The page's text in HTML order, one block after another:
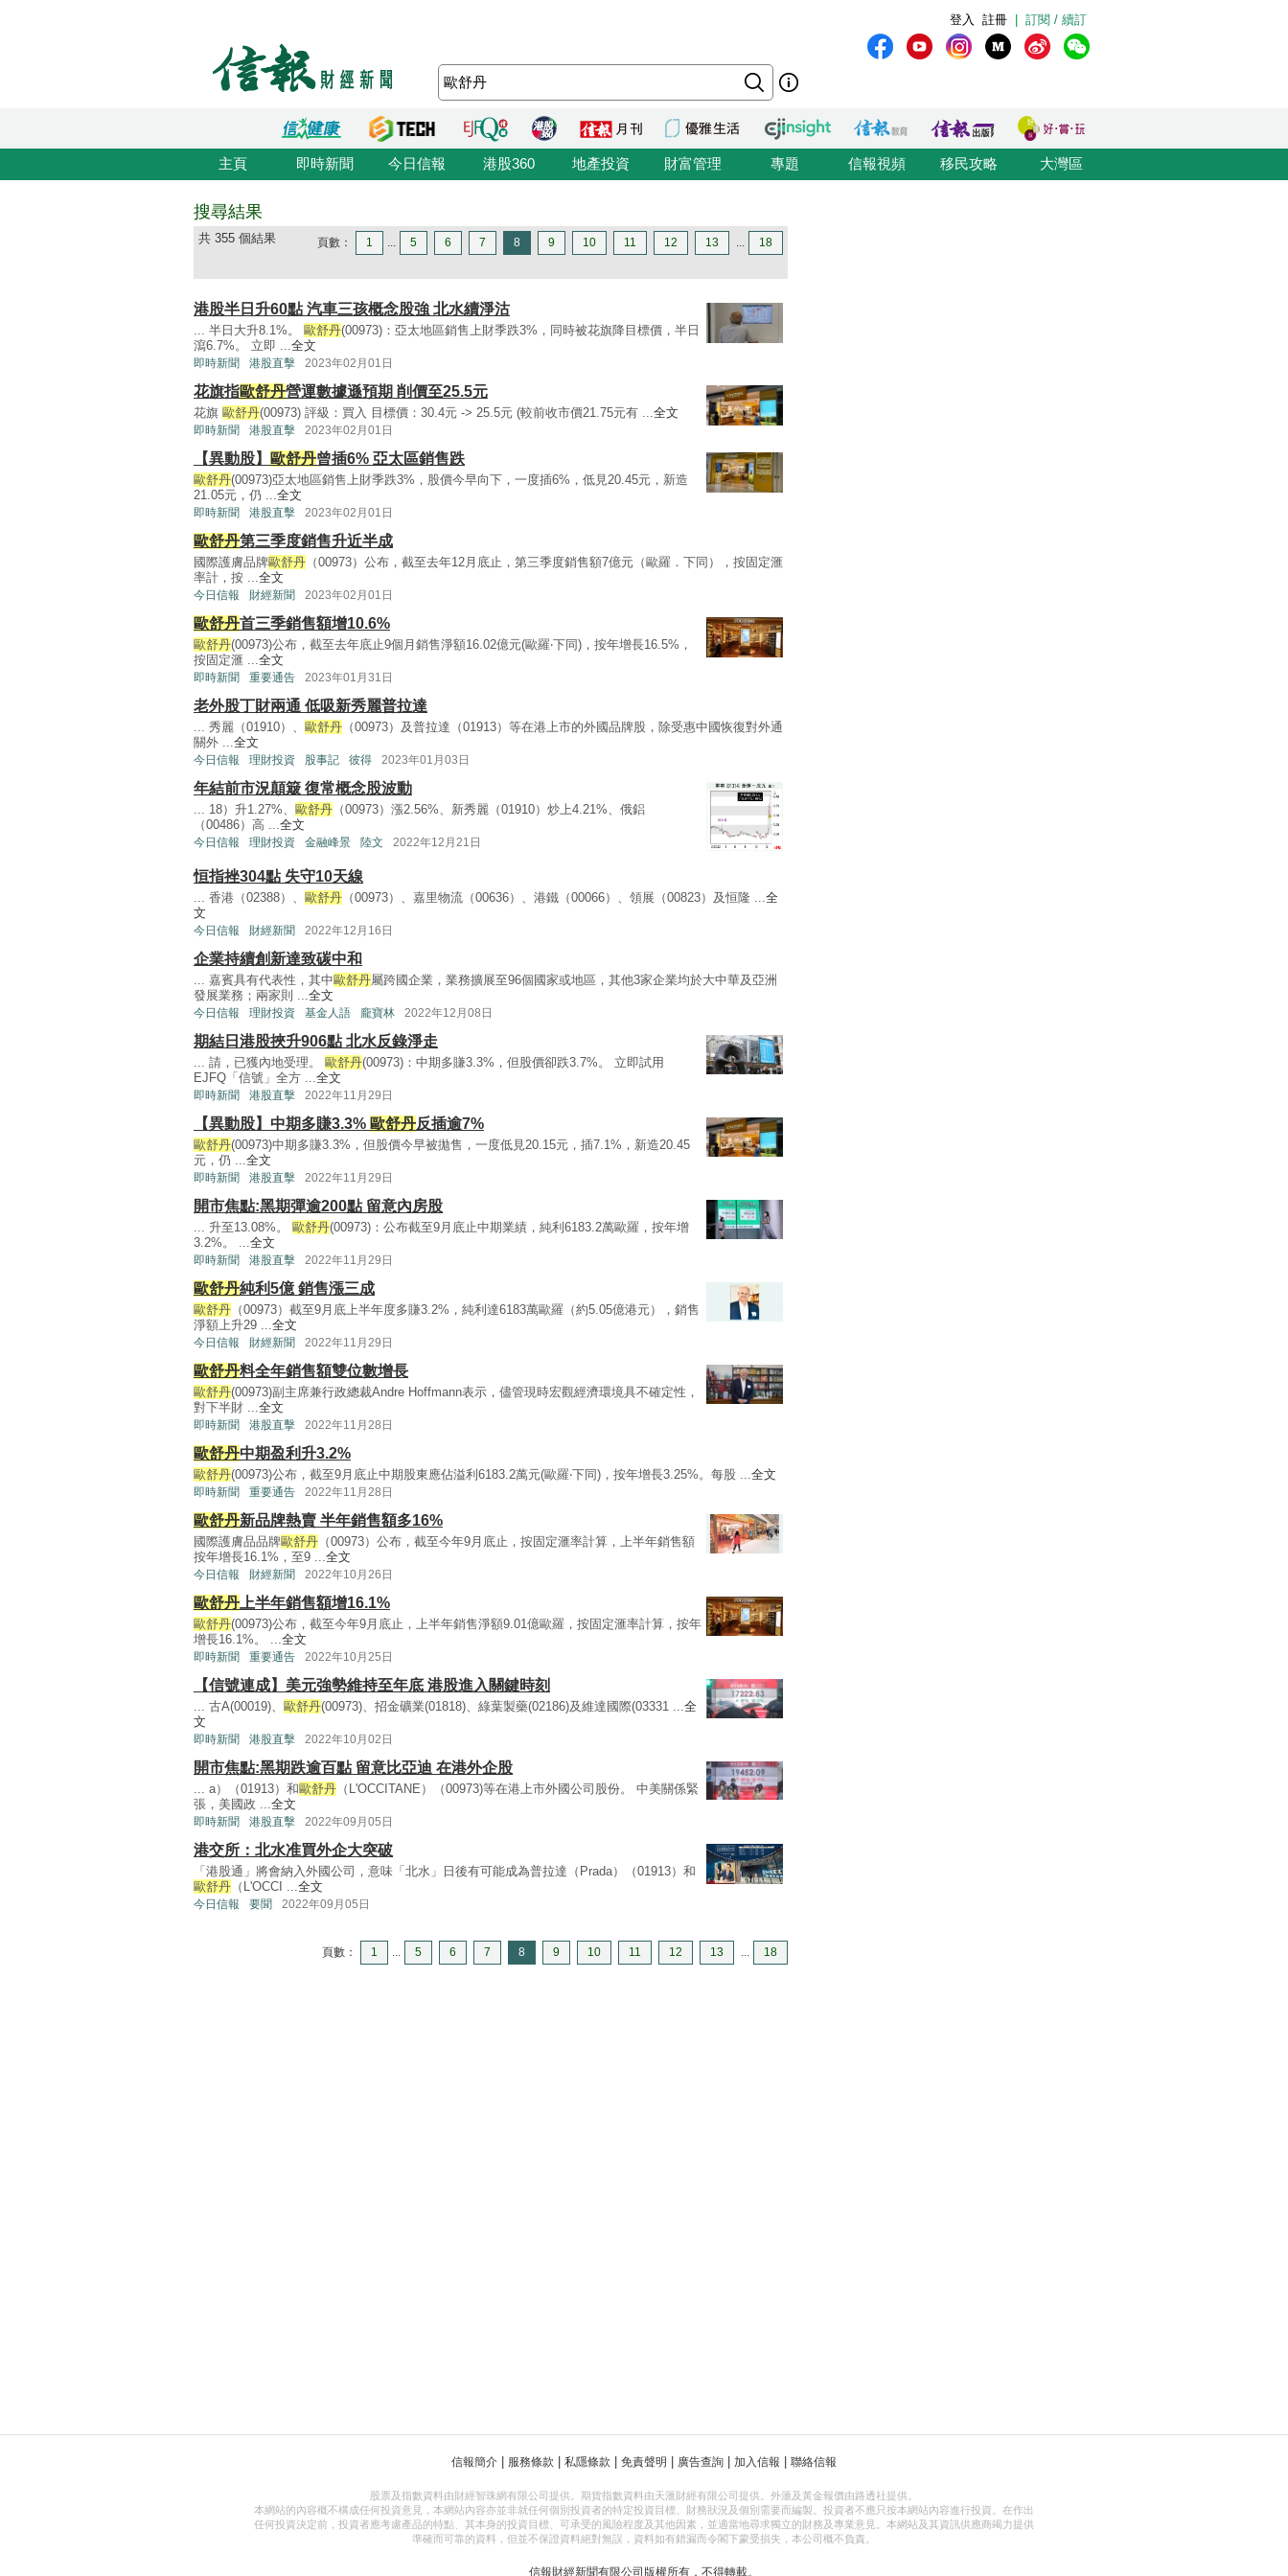
訂閱 / 續訂
註冊
登入
主頁 即時新聞 今日信報 港股360 地產投資 財富管理 專題 信報視頻 移民攻略 大灣區
搜尋結果
共 355 個結果 頁數： 1 ... 5 6 7 8 9 10 11 12 13 ... 18
港股半日升60點 汽車三孩概念股強 北水續淨沽
... 半日大升8.1%。 歐舒丹(00973)：亞太地區銷售上財季跌3%，同時被花旗降目標價，半日
瀉6.7%。 立即 ...全文
即時新聞 港股直擊 2023年02月01日
花旗指歐舒丹營運數據遜預期 削價至25.5元
花旗 歐舒丹(00973) 評級：買入 目標價：30.4元 -> 25.5元 (較前收市價21.75元有 ...全文
即時新聞 港股直擊 2023年02月01日
【異動股】 歐舒丹曾插6% 亞太區銷售跌
歐舒丹(00973)亞太地區銷售上財季跌3%，股價今早向下，一度插6%，低見20.45元，新造
21.05元，仍 ...全文
即時新聞 港股直擊 2023年02月01日
歐舒丹第三季度銷售升近半成
國際護膚品牌歐舒丹 （00973）公布，截至去年12月底止，第三季度銷售額7億元（歐羅．下同），按固定滙
率計，按 ...全文
今日信報 財經新聞 2023年02月01日
歐舒丹首三季銷售額增10.6%
歐舒丹(00973)公布，截至去年底止9個月銷售淨額16.02億元(歐羅‧下同)，按年增長16.5%，
按固定滙 ...全文
即時新聞 重要通告 2023年01月31日
老外股丁財兩通 低吸新秀麗普拉達
... 秀麗（01910）、 歐舒丹 （00973）及普拉達（01913）等在港上市的外國品牌股，除受惠中國恢復對外通
關外 ...全文
今日信報 理財投資 股事記 彼得 2023年01月03日
年結前市況顛簸 復常概念股波動
... 18）升1.27%、 歐舒丹 （00973）漲2.56%、新秀麗（01910）炒上4.21%、俄鋁
（00486）高 ...全文
今日信報 理財投資 金融峰景 陸文 2022年12月21日
恒指挫304點 失守10天線
... 香港（02388）、 歐舒丹 （00973）、嘉里物流（00636）、港鐵（00066）、領展（00823）及恒隆 ... 全
文
今日信報 財經新聞 2022年12月16日
企業持續創新達致碳中和
... 嘉賓具有代表性，其中歐舒丹屬跨國企業，業務擴展至96個國家或地區，其他3家企業均於大中華及亞洲
發展業務；兩家則 ... 全文
今日信報 理財投資 基金人語 龐寶林 2022年12月08日
期結日港股挾升906點 北水反錄淨走
... 請，已獲內地受理。 歐舒丹(00973)：中期多賺3.3%，但股價卻跌3.7%。 立即試用
EJFQ「信號」全方 ... 全文
即時新聞 港股直擊 2022年11月29日
【異動股】中期多賺3.3% 歐舒丹反插逾7%
歐舒丹(00973)中期多賺3.3%，但股價今早被拋售，一度低見20.15元，插7.1%，新造20.45
元，仍 ... 全文
即時新聞 港股直擊 2022年11月29日
開市焦點:黑期彈逾200點 留意內房股
... 升至13.08%。 歐舒丹(00973)：公布截至9月底止中期業績，純利6183.2萬歐羅，按年增
3.2%。 ... 全文
即時新聞 港股直擊 2022年11月29日
歐舒丹純利5億 銷售漲三成
歐舒丹 （00973）截至9月底上半年度多賺3.2%，純利達6183萬歐羅（約5.05億港元），銷售
淨額上升29 ... 全文
今日信報 財經新聞 2022年11月29日
歐舒丹料全年銷售額雙位數增長
歐舒丹(00973)副主席兼行政總裁Andre Hoffmann表示，儘管現時宏觀經濟環境具不確定性，
對下半財 ... 全文
即時新聞 港股直擊 2022年11月28日
歐舒丹中期盈利升3.2%
歐舒丹(00973)公布，截至9月底止中期股東應佔溢利6183.2萬元(歐羅‧下同)，按年增長3.25%。每股 ... 全文
即時新聞 重要通告 2022年11月28日
歐舒丹新品牌熱賣 半年銷售額多16%
國際護膚品品牌歐舒丹 （00973）公布，截至今年9月底止，按固定滙率計算，上半年銷售額
按年增長16.1%，至9 ... 全文
今日信報 財經新聞 2022年10月26日
歐舒丹 上半年銷售額增16.1%
歐舒丹(00973)公布，截至今年9月底止，上半年銷售淨額9.01億歐羅，按固定滙率計算，按年
增長16.1%。 ... 全文
即時新聞 重要通告 2022年10月25日
【信號連成】美元強勢維持至年底 港股進入關鍵時刻
... 古A(00019)、 歐舒丹(00973)、招金礦業(01818)、綠葉製藥(02186)及維達國際(03331 ... 全
文
即時新聞 港股直擊 2022年10月02日
開市焦點:黑期跌逾百點 留意比亞迪 在港外企股
... a）（01913）和歐舒丹 （L'OCCITANE）（00973)等在港上市外國公司股份。 中美關係緊
張，美國政 ... 全文
即時新聞 港股直擊 2022年09月05日
港交所：北水准買外企大突破
「港股通」將會納入外國公司，意味「北水」日後有可能成為普拉達（Prada）（01913）和
歐舒丹 （L'OCCI ... 全文
今日信報 要聞 2022年09月05日
頁數： 1 5 6 7 8 9 10 11 12 13 18
信報簡介 | 服務條款 | 私隱條款 | 免責聲明 | 廣告查詢 | 加入信報 | 聯絡信報
股票及指數資料由財經智珠網有限公司提供。期貨指數資料由天滙財經有限公司提供。外滙及黃金報價由路透社提供。
本網站的內容概不構成任何投資意見，本網站內容亦並非就任何個別投資者的特定投資目標、財務狀況及個別需要而編製。投資者不應只按本網站內容進行投資。在作出
任何投資決定前，投資者應考慮產品的特點、其本身的投資目標、可承受的風險程度及其他因素，並適當地尋求獨立的財務及專業意見。本網站及其資訊供應商竭力提供
準確而可靠的資料，但並不保證資料絕對無誤，資料如有錯漏而令閣下蒙受損失，本公司概不負責。
信報財經新聞有限公司版權所有，不得轉載。